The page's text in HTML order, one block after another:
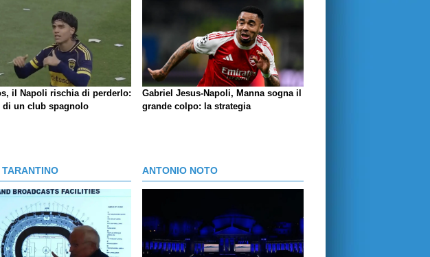
il Napoli rischia di perderlo:
di un club spagnolo
Gabriel Jesus-Napoli, Manna sogna il
grande colpo: la strategia
ANTONIO NOTO